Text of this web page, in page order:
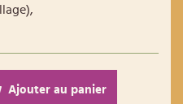
Ajouter au panier